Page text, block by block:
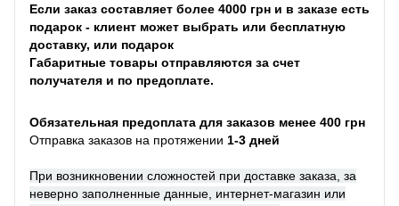
Если заказ составляет более 4000 грн и в заказе есть
подарок - клиент может выбрать или бесплатную
доставку, или подарок
Габаритные товары отправляются за счет
получателя и по предоплате.
Обязательная предоплата для заказов менее 400 грн
Отправка заказов на протяжении 1-3 дней
При возникновении сложностей при доставке заказа, за
неверно заполненные данные, интернет-магазин или